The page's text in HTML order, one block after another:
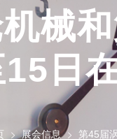
械
日
展会信息 第45届